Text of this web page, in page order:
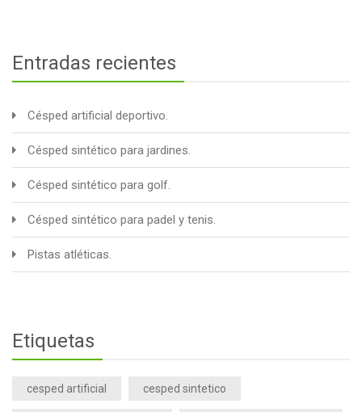
Entradas recientes
Césped artificial deportivo.
Césped sintético para jardines.
Césped sintético para golf.
Césped sintético para padel y tenis.
Pistas atléticas.
Etiquetas
cesped artificial cesped sintetico